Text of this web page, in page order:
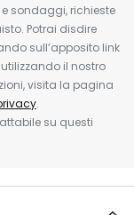
sondaggi, richieste
Potrai disdire
sull’apposito link
il nostro
visita la pagina
.
su questi